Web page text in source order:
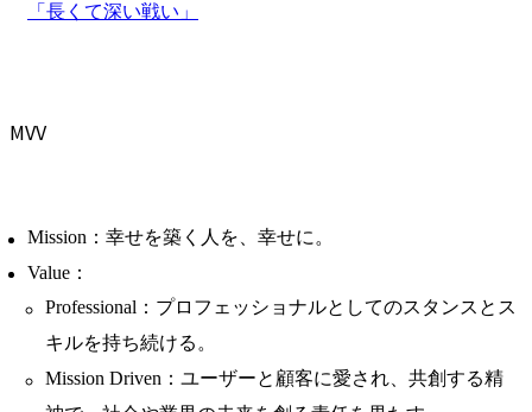
「長くて深い戦い」
MVV
Mission：幸せを築く人を、幸せに。
Value：
Professional：プロフェッショナルとしてのスタンスとス
キルを持ち続ける。
Mission Driven：ユーザーと顧客に愛され、共創する精